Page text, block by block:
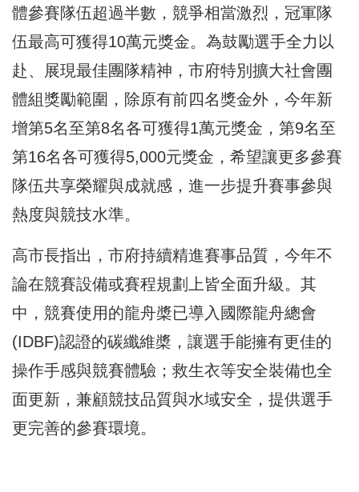
體參賽隊伍超過半數，競爭相當激烈，冠軍隊
伍最高可獲得10萬元獎金。為鼓勵選手全力以
赴、展現最佳團隊精神，市府特別擴大社會團
體組獎勵範圍，除原有前四名獎金外，今年新
增第5名至第8名各可獲得1萬元獎金，第9名至
第16名各可獲得5,000元獎金，希望讓更多參賽
隊伍共享榮耀與成就感，進一步提升賽事參與
熱度與競技水準。
高市長指出，市府持續精進賽事品質，今年不
論在競賽設備或賽程規劃上皆全面升級。其
中，競賽使用的龍舟槳已導入國際龍舟總會
(IDBF)認證的碳纖維槳，讓選手能擁有更佳的
操作手感與競賽體驗；救生衣等安全裝備也全
面更新，兼顧競技品質與水域安全，提供選手
更完善的參賽環境。